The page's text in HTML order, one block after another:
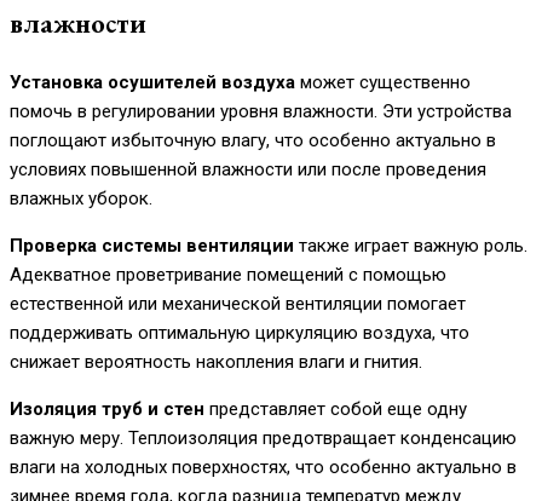
влажности
Установка осушителей воздуха может существенно
помочь в регулировании уровня влажности. Эти устройства
поглощают избыточную влагу, что особенно актуально в
условиях повышенной влажности или после проведения
влажных уборок.
Проверка системы вентиляции также играет важную роль.
Адекватное проветривание помещений с помощью
естественной или механической вентиляции помогает
поддерживать оптимальную циркуляцию воздуха, что
снижает вероятность накопления влаги и гнития.
Изоляция труб и стен представляет собой еще одну
важную меру. Теплоизоляция предотвращает конденсацию
влаги на холодных поверхностях, что особенно актуально в
зимнее время года, когда разница температур между